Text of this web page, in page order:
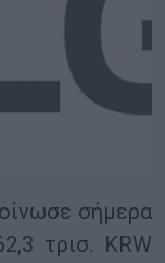
σήμερα
τρισ. KRW